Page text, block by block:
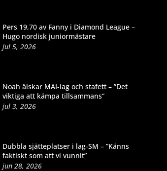
Pers 19,70 av Fanny i Diamond League –
Hugo nordisk juniormästare
jul 5, 2026
Noah älskar MAI-lag och stafett – ”Det
viktiga att kämpa tillsammans”
jul 3, 2026
Dubbla sjätteplatser i lag-SM – ”Känns
faktiskt som att vi vunnit”
jun 28, 2026